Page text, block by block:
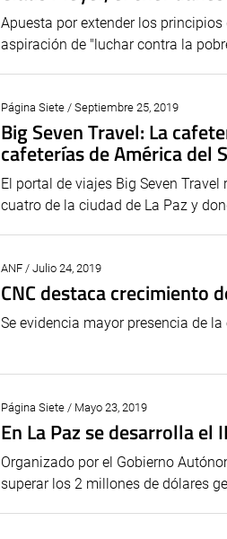
Apuesta por extender los
aspiración de "luchar contra la
Página Siete / Septiembre 25, 2019
Big Seven Travel: La
cafeterías de América del
El portal de viajes Big Seven
cuatro de la ciudad de La Paz y
ANF / Julio 24, 2019
CNC destaca crecimiento
Se evidencia mayor presencia de
Página Siete / Mayo 23, 2019
En La Paz se desarrolla el
Organizado por el Gobierno
superar los 2 millones de dólares